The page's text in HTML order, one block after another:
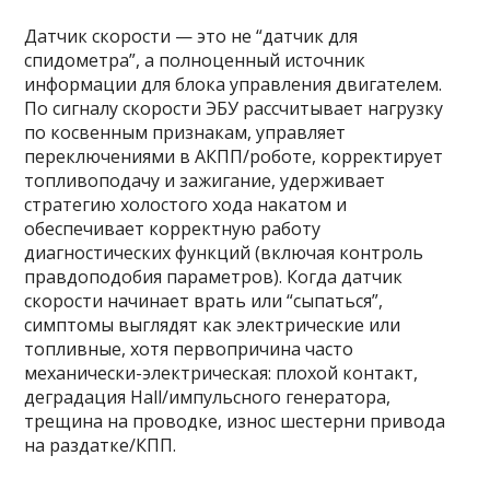
Датчик скорости — это не “датчик для
спидометра”, а полноценный источник
информации для блока управления двигателем.
По сигналу скорости ЭБУ рассчитывает нагрузку
по косвенным признакам, управляет
переключениями в АКПП/роботе, корректирует
топливоподачу и зажигание, удерживает
стратегию холостого хода накатом и
обеспечивает корректную работу
диагностических функций (включая контроль
правдоподобия параметров). Когда датчик
скорости начинает врать или “сыпаться”,
симптомы выглядят как электрические или
топливные, хотя первопричина часто
механически-электрическая: плохой контакт,
деградация Hall/импульсного генератора,
трещина на проводке, износ шестерни привода
на раздатке/КПП.